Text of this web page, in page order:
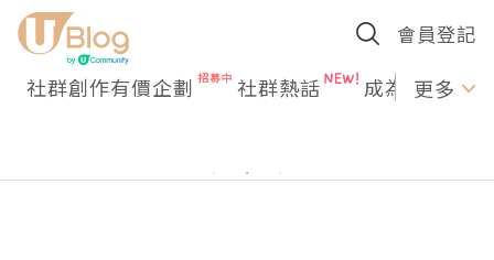
會員登記
社群創作有價企劃 社群熱話 成為U更多